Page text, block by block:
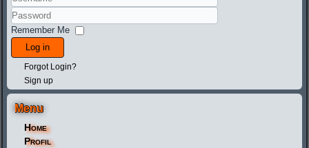
Remember Me
Log in
Forgot Login?
Sign up
Menu
Home
Profil